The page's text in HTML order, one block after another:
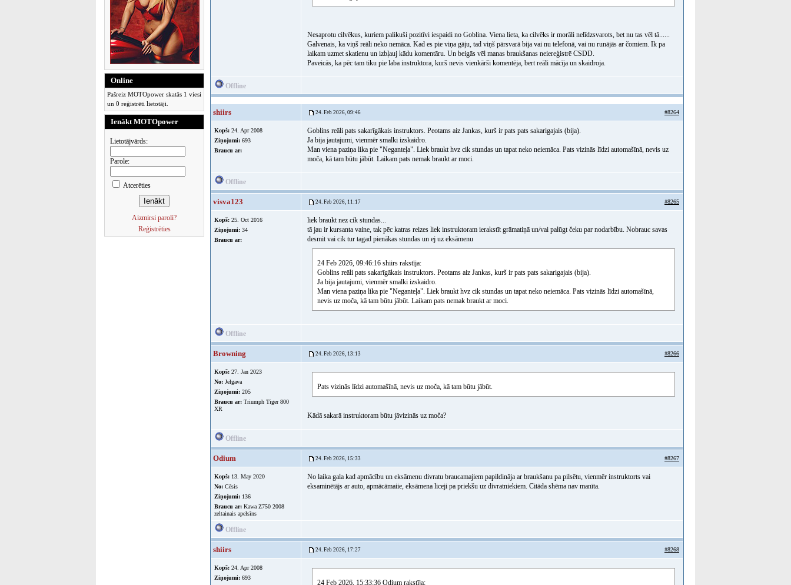
Online
Pašreiz MOTOpower skatās 1 viesi
un 0 reģistrēti lietotāji.
Ienākt MOTOpower
Lietotājvārds:
Parole:
Atcerēties
Aizmirsi paroli?
Reģistrēties
Nesaprotu cilvēkus, kuriem palikuši pozitīvi iespaidi no Goblina. Viena lieta, ka cilvēks ir morāli nelīdzsvarots, bet nu tas vēl tā......
Galvenais, ka viņš reāli neko nemāca. Kad es pie viņa gāju, tad viņš pārsvarā bija vai nu telefonā, vai nu runājās ar čomiem. Ik pa
laikam uzmet skatienu un izbļauj kādu komentāru. Un beigās vēl manas braukšanas neiereģistrē CSDD.
Paveicās, ka pēc tam tiku pie laba instruktora, kurš nevis vienkārši komentēja, bert reāli mācīja un skaidroja.
Offline
shiirs 24. Feb 2026, 09:46 #8264
Kopš: 24. Apr 2008
Ziņojumi: 693
Braucu ar:
Goblins reāli pats sakarīgākais instruktors. Peotams aiz Jankas, kurš ir pats pats sakarigajais (bija).
Ja bija jautajumi, vienmēr smalki izskaidro.
Man viena paziņa lika pie "Neganteļa". Liek braukt hvz cik stundas un tapat neko neiemāca. Pats vizinās līdzi automašīnā, nevis uz
moča, kā tam būtu jābūt. Laikam pats nemak braukt ar moci.
Offline
visva123 24. Feb 2026, 11:17 #8265
Kopš: 25. Oct 2016
Ziņojumi: 34
Braucu ar:
liek braukt nez cik stundas...
tā jau ir kursanta vaine, tak pēc katras reizes liek instruktoram ierakstīt grāmatiņā un/vai palūgt čeku par nodarbību. Nobrauc savas
desmit vai cik tur tagad pienākas stundas un ej uz eksāmenu
24 Feb 2026, 09:46:16 shiirs rakstīja:
Goblins reāli pats sakarīgākais instruktors. Peotams aiz Jankas, kurš ir pats pats sakarigajais (bija).
Ja bija jautajumi, vienmēr smalki izskaidro.
Man viena paziņa lika pie "Neganteļa". Liek braukt hvz cik stundas un tapat neko neiemāca. Pats vizinās līdzi automašīnā,
nevis uz moča, kā tam būtu jābūt. Laikam pats nemak braukt ar moci.
Offline
Browning 24. Feb 2026, 13:13 #8266
Kopš: 27. Jan 2023
No: Jelgava
Ziņojumi: 205
Braucu ar: Triumph Tiger 800
XR
Pats vizinās līdzi automašīnā, nevis uz moča, kā tam būtu jābūt.
Kādā sakarā instruktoram būtu jāvizinās uz moča?
Offline
Odium 24. Feb 2026, 15:33 #8267
Kopš: 13. May 2020
No: Cēsis
Ziņojumi: 136
Braucu ar: Kawa Z750 2008
zeltainais apelsīns
No laika gala kad apmācību un eksāmenu divratu braucamajiem papildināja ar braukšanu pa pilsētu, vienmēr instruktorts vai
eksaminētājs ar auto, apmācāmaiie, eksāmena liceji pa priekšu uz divratniekiem. Citāda shēma nav manīta.
Offline
shiirs 24. Feb 2026, 17:27 #8268
Kopš: 24. Apr 2008
Ziņojumi: 693
24 Feb 2026, 15:33:36 Odium rakstīja: